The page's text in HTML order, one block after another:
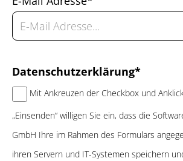
Datenschutzerklärung*
Mit Ankreuzen der Checkbox und
„Einsenden“ willigen Sie ein, dass die
GmbH Ihre im Rahmen des Formulars
ihren Servern und IT-Systemen speichern